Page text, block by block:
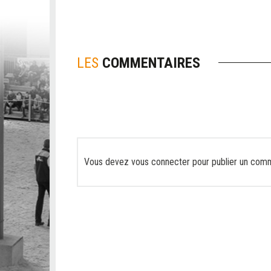
LES COMMENTAIRES
Vous devez vous connecter pour publier un